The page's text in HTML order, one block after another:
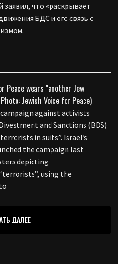
что «раскрывает
БДС и его связь с
against activists
and Sanctions (BDS)
in suits”. Israel’s
the campaign last
depicting
using the
ДАЛЕЕ